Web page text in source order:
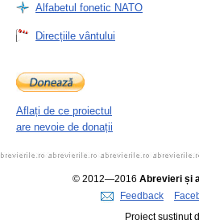
Alfabetul fonetic NATO
Direcțiile vântului
Aflați de ce proiectul
are nevoie de donații
© 2012—2016 Abrevieri și
Feedback
Proiect susținut